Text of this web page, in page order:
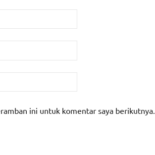
ini untuk komentar saya berikutnya.